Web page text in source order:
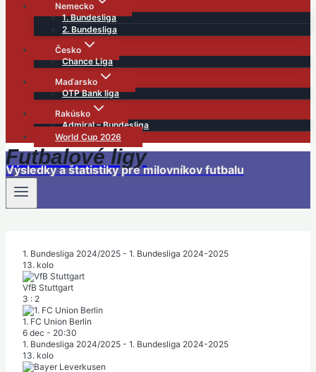
Nemecko
1. Bundesliga
2. Bundesliga
Česko
Chance Liga
Maďarsko
OTP Bank liga
Rakúsko
Admiral – Bundesliga
World Cup 2026
Futbalové ligy
Výsledky a štatistiky pre milovníkov futbalu
1. Bundesliga 2024/2025 - 1. Bundesliga 2024-2025
13. kolo
VfB Stuttgart
3 : 2
1. FC Union Berlin
6 dec - 20:30
1. Bundesliga 2024/2025 - 1. Bundesliga 2024-2025
13. kolo